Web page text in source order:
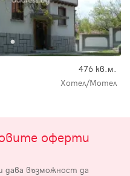
476 кв.м.
Хотел/Мотел
оферти
дава възможност да